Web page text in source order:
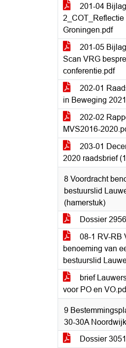
201-04
Groningen.pdf
201-05
Scan VRG
conferentie.pdf
202-01
in Beweging
202-02
MVS2016-
203-01
2020 raadsbrief
8 Voordracht
bestuurslid
(hamerstuk)
Dossier
08-1 RV-RB
benoeming van
bestuurslid
brief
voor PO en
9
30-30A
Dossier